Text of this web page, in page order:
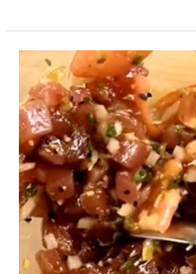
Recette
Salade
de
thon